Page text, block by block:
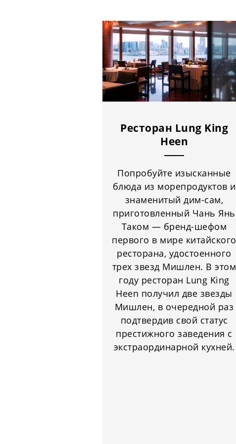
Ресторан Lung King
Heen
Попробуйте изысканные
блюда из морепродуктов и
знаменитый дим-сам,
приготовленный Чань Янь
Таком — бренд-шефом
первого в мире китайского
ресторана, удостоенного
трех звезд Мишлен. В этом
году ресторан Lung King
Heen получил две звезды
Мишлен, в очередной раз
подтвердив свой статус
престижного заведения с
экстраординарной кухней.